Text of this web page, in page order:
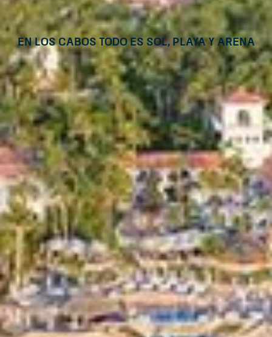
En Los Cabos todo es sol, playa y arena